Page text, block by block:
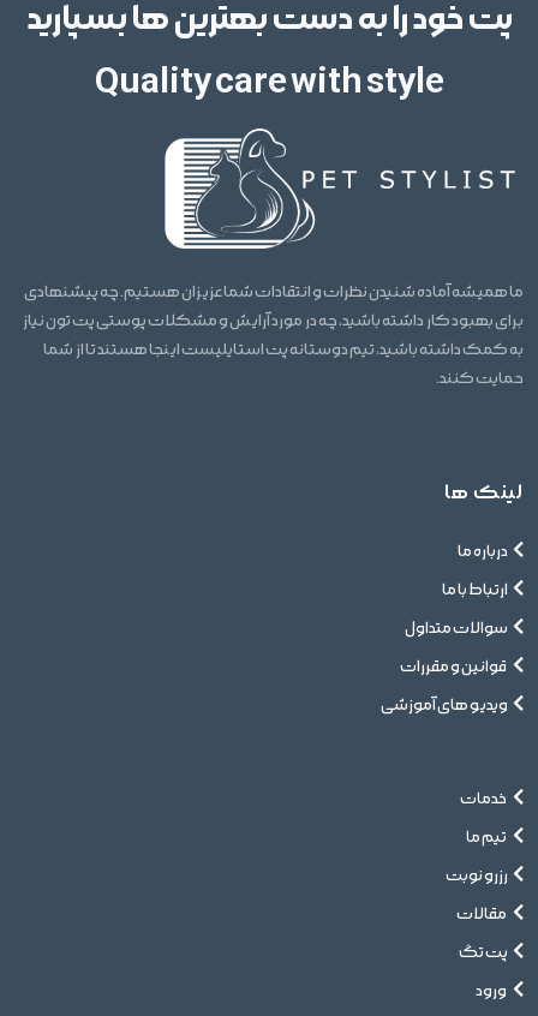
پت خود را به دست بهترین ها بسپارید
Quality care with style
ما همیشه آماده شنیدن نظرات و انتقادات شما عزیزان هستیم. چه پیشنهادی
برای بهبود کار داشته باشید، چه در مورد آرایش و مشکلات پوستی پت تون نیاز
به کمک داشته باشید، تیم دوستانه پت استایلیست اینجا هستند تا از شما
حمایت کنند.
لینک ها
درباره ما
ارتباط با ما
سوالات متداول
قوانین و مقررات
ویدیو های آموزشی
خدمات
تیم ما
رزرو نوبت
مقالات
پت تگ
ورود